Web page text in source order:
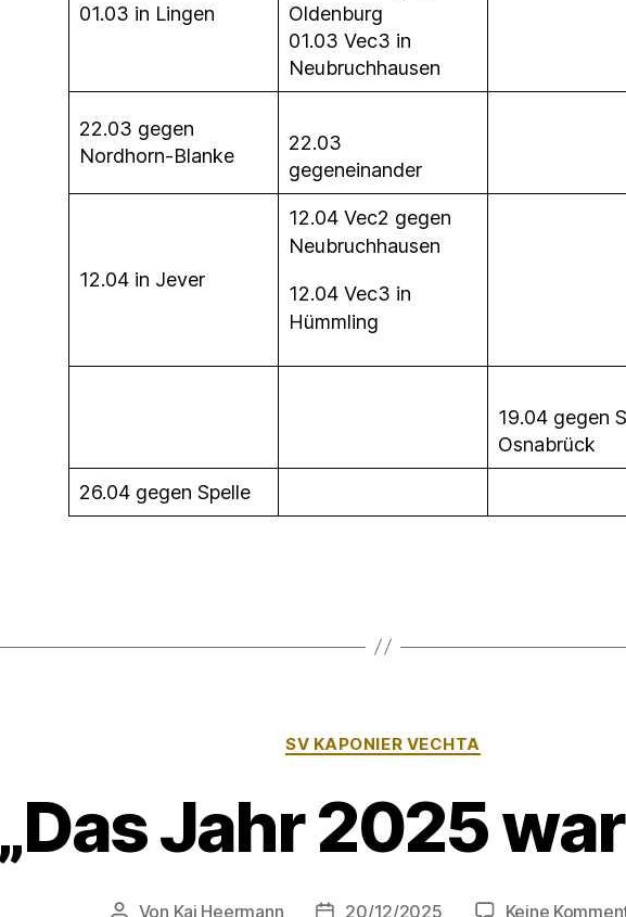
01.03 in Lingen
Oldenburg
01.03 Vec3 in
Neubruchhausen
22.03 gegen
Nordhorn-Blanke
22.03
gegeneinander
12.04 in Jever
12.04 Vec2 gegen
Neubruchhausen
12.04 Vec3 in
Hümmling
19.04 gegen
Osnabrück
26.04 gegen Spelle
Kategorien
SV KAPONIER VECHTA
„Das Jahr 2025
Von Kai Heermann 20/12/2025 Keine